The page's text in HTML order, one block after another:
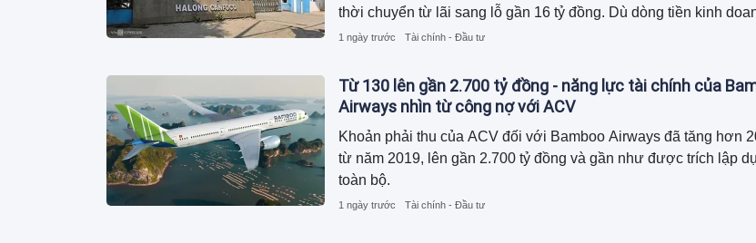
thời chuyển từ lãi sang lỗ gần 16 tỷ đồng. Dù dòng tiền kinh
dương, nguồn tiền chủ yếu đến từ thu hồi công nợ và giảm hàng
1 ngày trước Tài chính - Đầu tư
Từ 130 lên gần 2.700 tỷ đồng - năng lực tài chính của
Airways nhìn từ công nợ với ACV
Khoản phải thu của ACV đối với Bamboo Airways đã tăng hơn
từ năm 2019, lên gần 2.700 tỷ đồng và gần như được trích lập
toàn bộ.
1 ngày trước Tài chính - Đầu tư